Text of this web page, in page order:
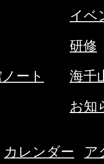
ート
イベ
研修
海千
お知
カレンダー ア